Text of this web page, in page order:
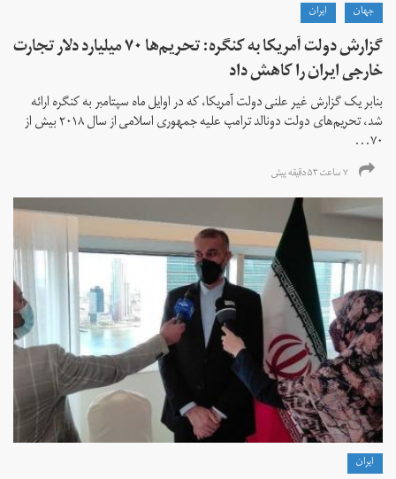
جهان ايران
گزارش دولت آمریکا به کنگره: تحریم‌ها ۷۰ میلیارد دلار تجارت
خارجی ایران را کاهش داد
بنابر یک گزارش غیر علنی دولت آمریکا، که در اوایل ماه سپتامبر به کنگره ارائه
شد، تحریم‌های دولت دونالد ترامپ علیه جمهوری اسلامی از سال ۲۰۱۸ بیش از
۷۰...
۷ ساعت ۵۳ دقیقه پیش
ايران